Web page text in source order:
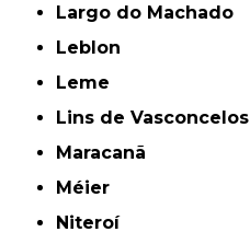
Largo do Machado
Leblon
Leme
Lins de Vasconcelos
Maracanã
Méier
Niteroí